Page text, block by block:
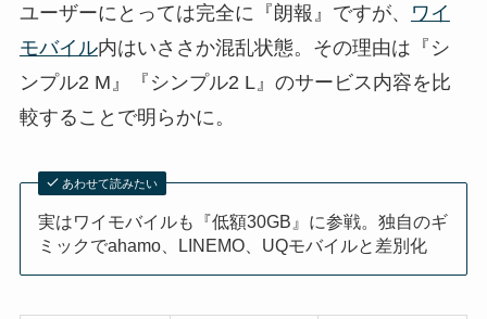
ユーザーにとっては完全に『朗報』ですが、
ワイ
モバイル内はいささか混乱状態。その理由は『シ
ンプル2 M』『シンプル2 L』のサービス内容を比
較することで明らかに。
あわせて読みたい
実はワイモバイルも『低額30GB』に参戦。独自のギ
ミックでahamo、LINEMO、UQモバイルと差別化